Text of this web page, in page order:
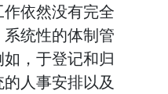
依然没有完全
统性的体制管
，于登记和归
人事安排以及